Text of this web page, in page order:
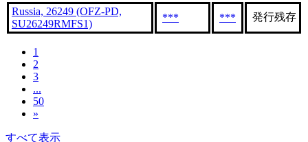
Russia, 26249 (OFZ-PD,
SU26249RMFS1)
*** *** 発行残存
1
2
3
...
50
»
すべて表示